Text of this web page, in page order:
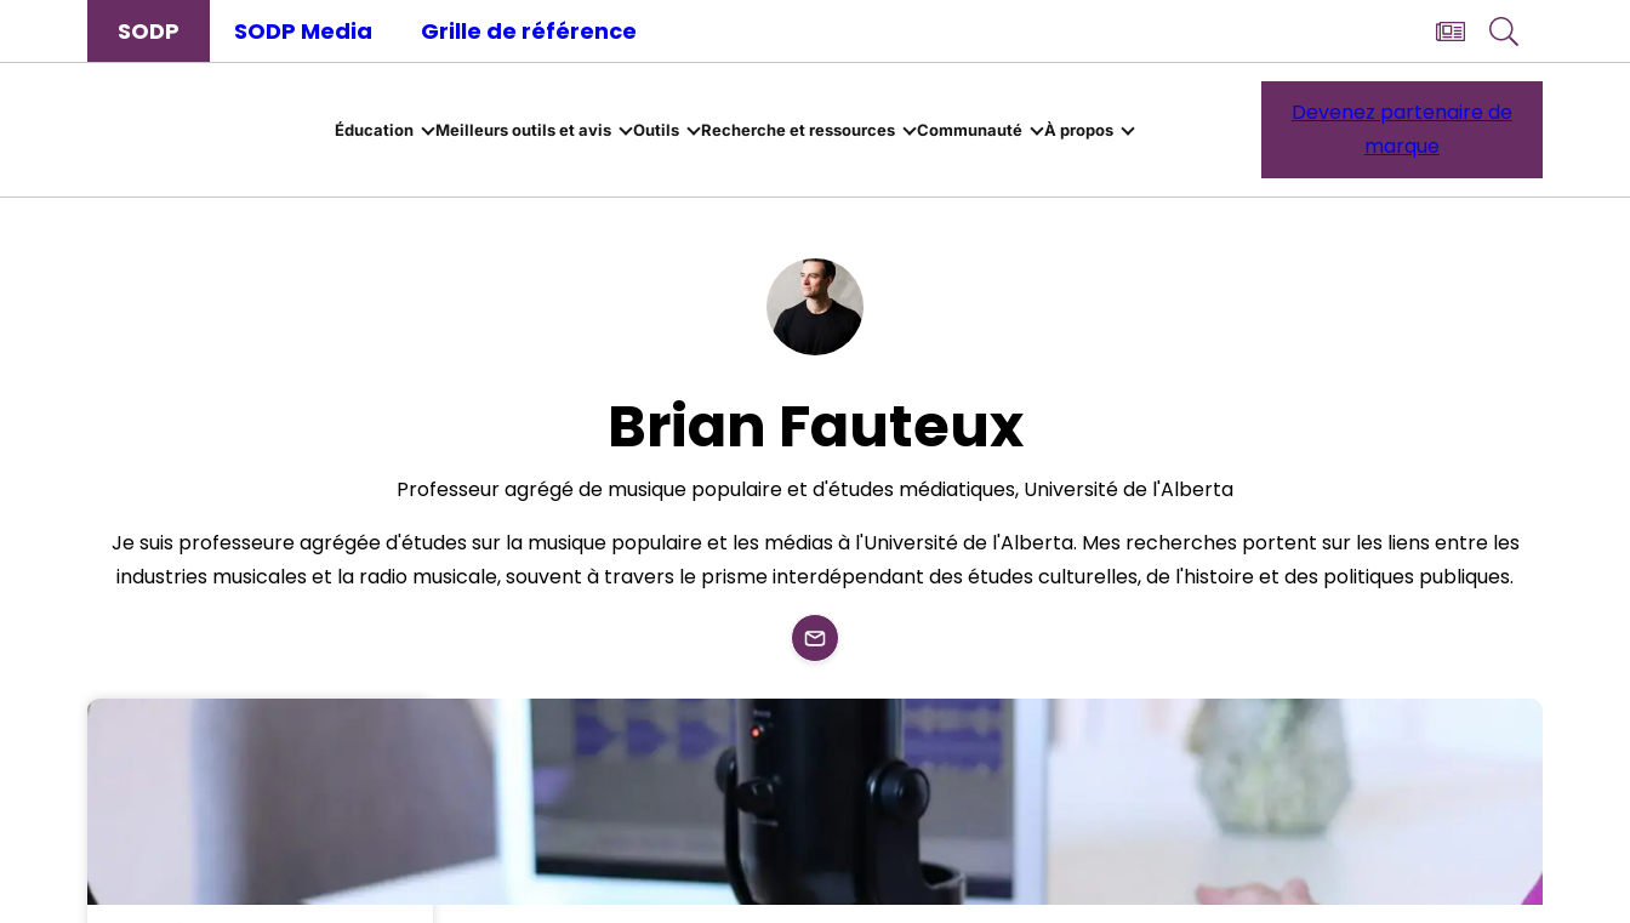
SODP SODP Media Grille de référence
Éducation Meilleurs outils et avis Outils Recherche et ressources Communauté À propos
Devenez partenaire de
marque
Brian Fauteux
Professeur agrégé de musique populaire et d'études médiatiques, Université de l'Alberta
Je suis professeure agrégée d'études sur la musique populaire et les médias à l'Université de l'Alberta. Mes recherches portent sur les liens entre les
industries musicales et la radio musicale, souvent à travers le prisme interdépendant des études culturelles, de l'histoire et des politiques publiques.